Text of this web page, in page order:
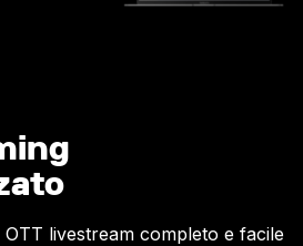
livestream completo e facile